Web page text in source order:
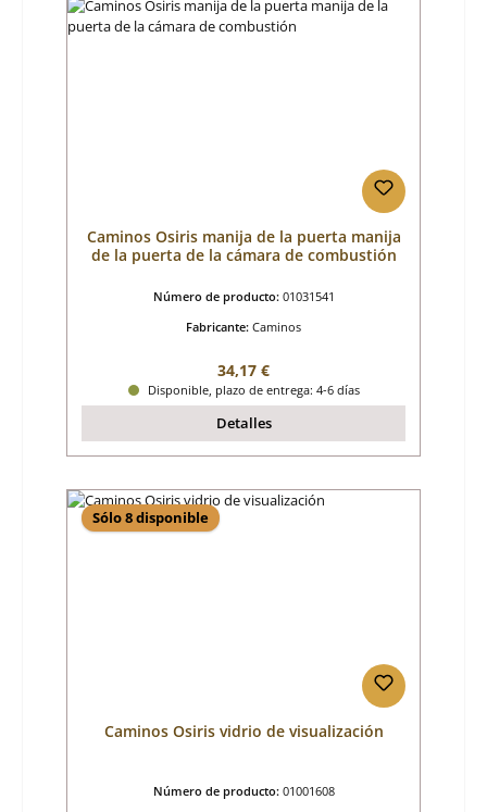
Caminos Osiris manija de la puerta manija
de la puerta de la cámara de combustión
Número de producto: 01031541
Fabricante: Caminos
Precio normal:
34,17 €
Disponible, plazo de entrega: 4-6 días
Detalles
Sólo 8 disponible
Caminos Osiris vidrio de visualización
Número de producto: 01001608